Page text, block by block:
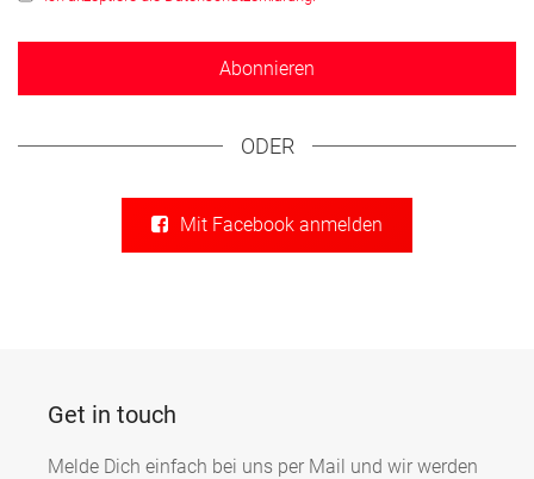
ODER
Mit Facebook anmelden
Get in touch
Melde Dich einfach bei uns per Mail und wir werden